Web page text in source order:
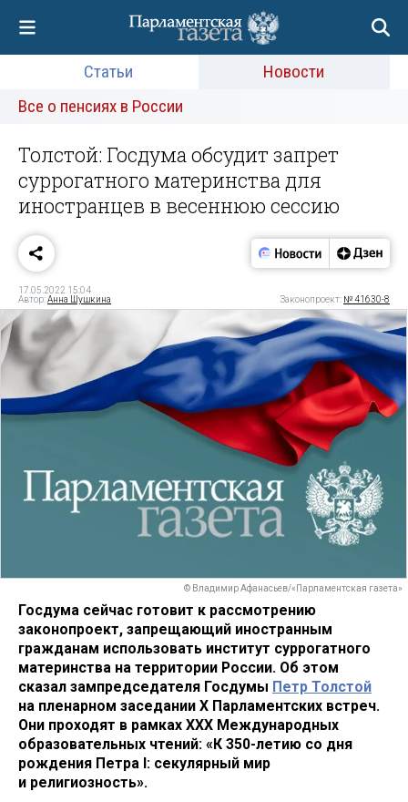
Статьи
Новости
Все о пенсиях в России
Толстой: Госдума обсудит запрет
суррогатного материнства для
иностранцев в весеннюю сессию
17.05.2022 15:04
Автор:Анна Шушкина Законопроект: № 41630-8
© Владимир Афанасьев/«Парламентская газета»
Госдума сейчас готовит к рассмотрению
законопроект, запрещающий иностранным
гражданам использовать институт суррогатного
материнства на территории России. Об этом
сказал зампредседателя Госдумы Петр Толстой
на пленарном заседании X Парламентских встреч.
Они проходят в рамках XXX Международных
образовательных чтений: «К 350-летию со дня
рождения Петра I: секулярный мир
и религиозность».